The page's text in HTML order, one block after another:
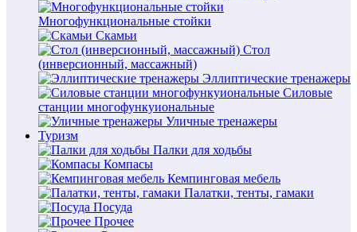
Многофункциональные стойки
Скамьи
Стол
(инверсионный, массажный)
Эллиптические тренажеры
Силовые
станции многофункуиональные
Уличные тренажеры
Туризм
Палки для ходьбы
Компасы
Кемпинговая мебель
Палатки, тенты, гамаки
Посуда
Прочее